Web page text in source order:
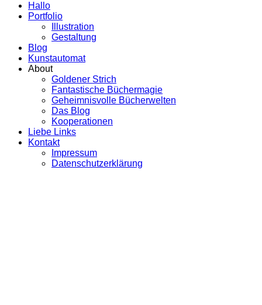
Hallo
Portfolio
Illustration
Gestaltung
Blog
Kunstautomat
About
Goldener Strich
Fantastische Büchermagie
Geheimnisvolle Bücherwelten
Das Blog
Kooperationen
Liebe Links
Kontakt
Impressum
Datenschutzerklärung